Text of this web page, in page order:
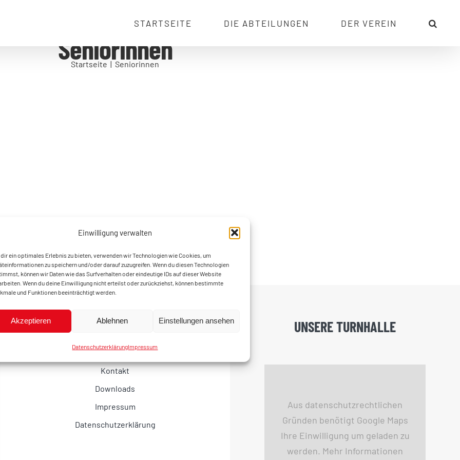
Einwilligung verwalten
dir ein optimales Erlebnis zu bieten, verwenden wir Technologien wie Cookies, um
zu speichern und/oder darauf zuzugreifen. Wenn du diesen Technologien
können wir Daten wie das Surfverhalten oder eindeutige IDs auf dieser Website
Wenn du deine Einwilligung nicht erteilst oder zurückziehst, können bestimmte
und Funktionen beeinträchtigt werden.
Akzeptieren Ablehnen Einstellungen ansehen
DatenschutzerklärungImpressum
STARTSEITE DIE ABTEILUNGEN DER VEREIN
Seniorinnen
Startseite Seniorinnen
Kontakt
Downloads
Impressum
Datenschutzerklärung
UNSERE TURNHALLE
Aus datenschutzrechtlichen
Gründen benötigt Google Maps
Ihre Einwilligung um geladen zu
werden. Mehr Informationen